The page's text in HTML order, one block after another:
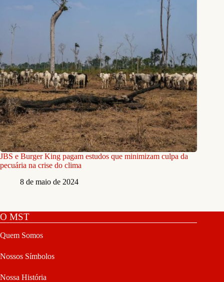
JBS e Burger King pagam estudos que minimizam culpa da
pecuária na crise do clima
8 de maio de 2024
O MST
Quem Somos
Nossos Símbolos
Nossa História